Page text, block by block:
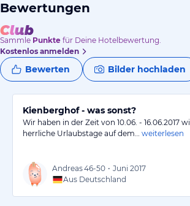
Bewertungen
Sammle Punkte für Deine Hotelbewertung.
Kostenlos anmelden
Bewerten Bilder hochladen
Kienberghof - was sonst?
Wir haben in der Zeit von 10.06. - 16.06.2017
herrliche Urlaubstage auf dem…
weiterlesen
Andreas46-50 • Juni 2017
Aus Deutschland